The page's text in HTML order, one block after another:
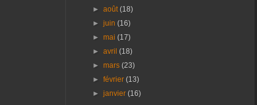
►août(18)
►juin(16)
►mai(17)
►avril(18)
►mars(23)
►février(13)
►janvier(16)